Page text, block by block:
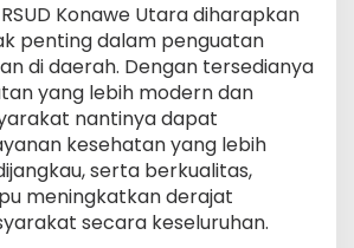
Konawe Utara diharapkan
penting dalam penguatan
di daerah. Dengan tersedianya
yang lebih modern dan
nantinya dapat
kesehatan yang lebih
serta berkualitas,
meningkatkan derajat
secara keseluruhan.